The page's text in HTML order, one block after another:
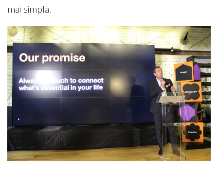
mai simplă.